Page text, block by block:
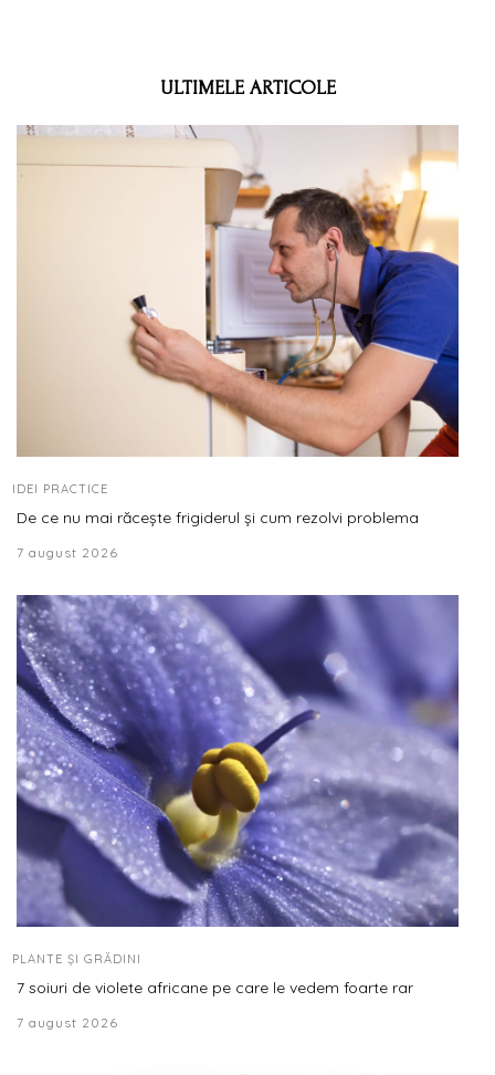
ULTIMELE ARTICOLE
IDEI PRACTICE
De ce nu mai răcește frigiderul și cum rezolvi problema
7 august 2026
PLANTE ȘI GRĂDINI
7 soiuri de violete africane pe care le vedem foarte rar
7 august 2026